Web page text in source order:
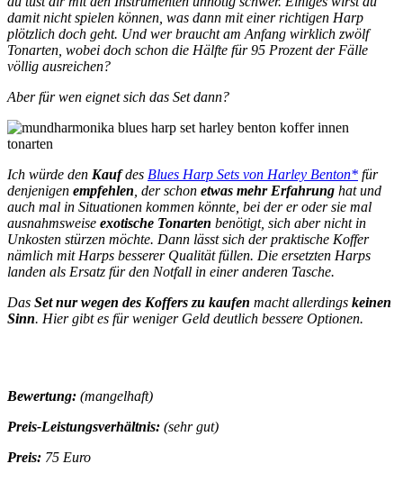
damit nicht spielen können, was dann mit einer richtigen Harp
plötzlich doch geht. Und wer braucht am Anfang wirklich zwölf
Tonarten, wobei doch schon die Hälfte für 95 Prozent der Fälle
völlig ausreichen?
Aber für wen eignet sich das Set dann?
Ich würde den Kaufdes Blues Harp Sets von Harley Benton* für
denjenigen empfehlen , der schon etwas mehr Erfahrung hat und
auch mal in Situationen kommen könnte, bei der er oder sie mal
ausnahmsweise exotische Tonarten benötigt, sich aber nicht in
Unkosten stürzen möchte. Dann lässt sich der praktische Koffer
nämlich mit Harps besserer Qualität füllen. Die ersetzten Harps
landen als Ersatz für den Notfall in einer anderen Tasche.
Das Set nur wegen des Koffers zu kaufen macht allerdings keinen
Sinn. Hier gibt es für weniger Geld deutlich bessere Optionen.
Bewertung: (mangelhaft)
Preis-Leistungsverhältnis: (sehr gut)
Preis: 75 Euro